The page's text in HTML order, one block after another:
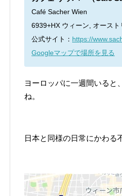
Café Sacher Wien
6939+HX ウィーン, オースト
公式サイト： https://
Googleマップで場所を見る
ヨーロッパに一週間いると
ね。
日本と同様の日常にかわる